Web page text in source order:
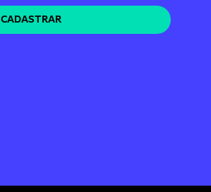
CADASTRAR